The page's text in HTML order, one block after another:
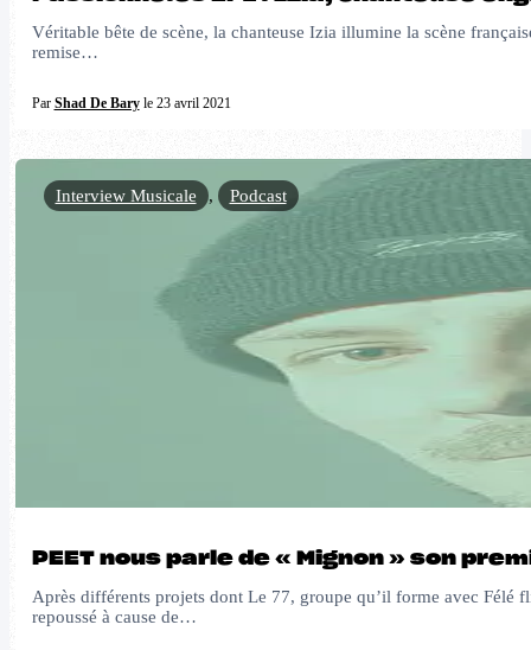
Véritable bête de scène, la chanteuse Izia illumine la scène
remise…
Par Shad De Baryle 23 avril 2021
PEET nous parle de « Mignon » son
Après différents projets dont Le 77, groupe qu’il forme avec Félé
repoussé à cause de…
Interview Musicale , Podcast